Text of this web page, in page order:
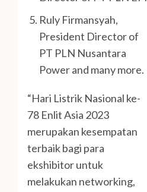
Ruly Firmansyah,
President Director of
PT PLN Nusantara
Power and many more.
“Hari Listrik Nasional ke-
78 Enlit Asia 2023
merupakan kesempatan
terbaik bagi para
ekshibitor untuk
melakukan networking,